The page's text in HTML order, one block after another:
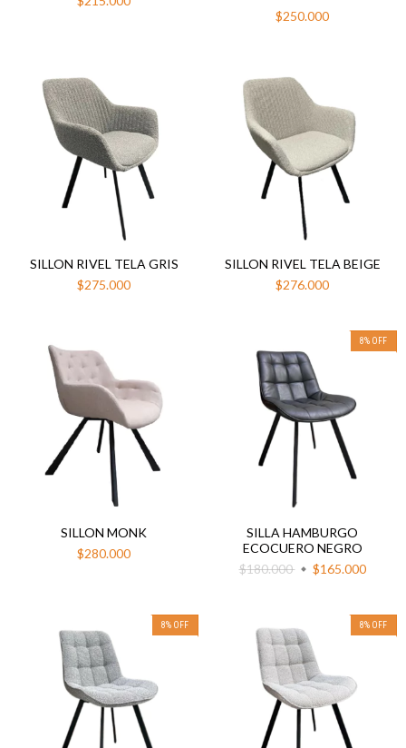
$250.000
SILLON RIVEL TELA GRIS
$275.000
SILLON RIVEL TELA BEIGE
$276.000
SILLON MONK
$280.000
8% OFF
SILLA HAMBURGO
ECOCUERO NEGRO
$180.000
$165.000
8% OFF 8% OFF